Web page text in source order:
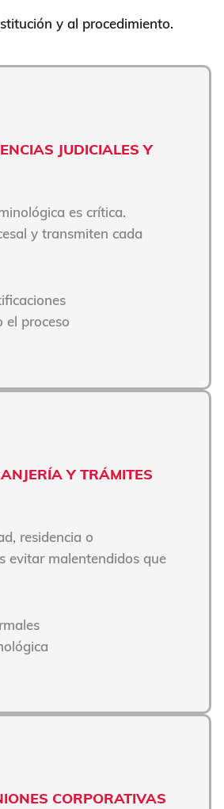
y al procedimiento.
JUDICIALES Y
es crítica.
y transmiten cada
el proceso
Y TRÁMITES
residencia o
evitar malentendidos que
CORPORATIVAS